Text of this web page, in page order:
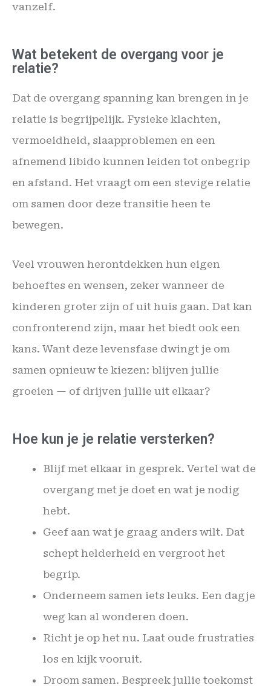
vanzelf.
Wat betekent de overgang voor je
relatie?
Dat de overgang spanning kan brengen in je
relatie is begrijpelijk. Fysieke klachten,
vermoeidheid, slaapproblemen en een
afnemend libido kunnen leiden tot onbegrip
en afstand. Het vraagt om een stevige relatie
om samen door deze transitie heen te
bewegen.
Veel vrouwen herontdekken hun eigen
behoeftes en wensen, zeker wanneer de
kinderen groter zijn of uit huis gaan. Dat kan
confronterend zijn, maar het biedt ook een
kans. Want deze levensfase dwingt je om
samen opnieuw te kiezen: blijven jullie
groeien — of drijven jullie uit elkaar?
Hoe kun je je relatie versterken?
Blijf met elkaar in gesprek. Vertel wat de
overgang met je doet en wat je nodig
hebt.
Geef aan wat je graag anders wilt. Dat
schept helderheid en vergroot het
begrip.
Onderneem samen iets leuks. Een dagje
weg kan al wonderen doen.
Richt je op het nu. Laat oude frustraties
los en kijk vooruit.
Droom samen. Bespreek jullie toekomst